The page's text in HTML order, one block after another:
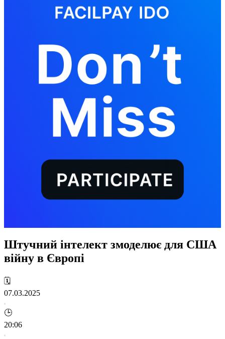
Штучний інтелект змоделює для США
війну в Європі
🗓️
07.03.2025
🕒
20:06